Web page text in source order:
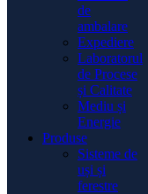
de
ambalare
Expediere
Laboratorul
de Procese
și Calitate
Mediu și
Energie
Produse
Sisteme de
uși și
ferestre